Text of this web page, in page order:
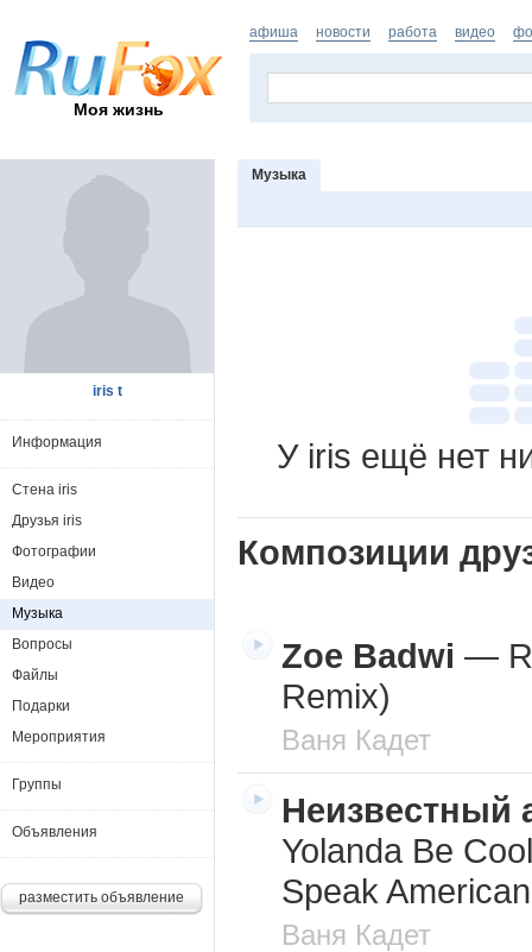
Моя жизнь
афиша новости работа видео
Музыка
У iris ещё нет
Композиции
Zoe Badwi —
Remix)
Ваня Кадет
Неизвестный
Yolanda Be
Speak
Ваня Кадет
iris t
Информация
Стена iris
Друзья iris
Фотографии
Видео
Музыка
Вопросы
Файлы
Подарки
Мероприятия
Группы
Объявления
разместить объявление